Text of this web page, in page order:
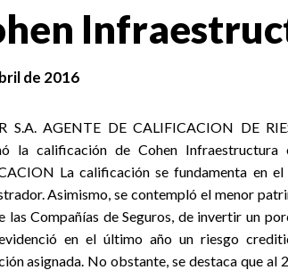
de 2016
S.A. AGENTE DE CALIFICACION DE
la calificación de Cohen Infraestructura
La calificación se fundamenta en
Asimismo, se contempló el menor
las Compañías de Seguros, de invertir un
en el último año un riesgo
asignada. No obstante, se destaca que al